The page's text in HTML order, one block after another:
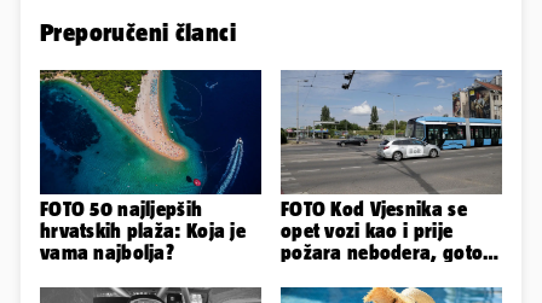
Preporučeni članci
FOTO 50 najljepših
hrvatskih plaža: Koja je
vama najbolja?
FOTO Kod Vjesnika se
opet vozi kao i prije
požara nebodera, gotovi